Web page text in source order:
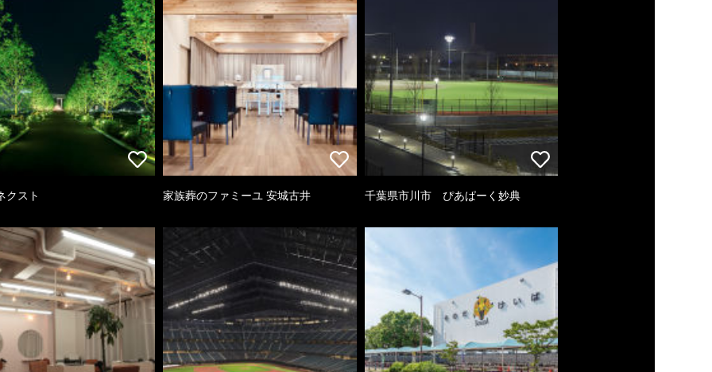
クスト 家族葬のファミーユ 安城古井 千葉県市川市 ぴあぱーく妙典